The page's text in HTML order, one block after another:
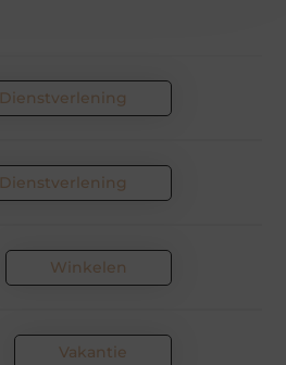
Dienstverlening
Dienstverlening
Winkelen
Vakantie